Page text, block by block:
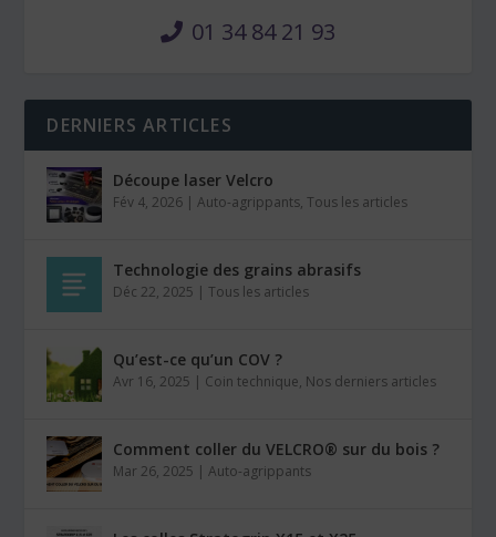
01 34 84 21 93
DERNIERS ARTICLES
Découpe laser Velcro
Fév 4, 2026 |Auto-agrippants,Tous les articles
Technologie des grains abrasifs
Déc 22, 2025 |Tous les articles
Qu’est-ce qu’un COV ?
Avr 16, 2025 | Coin technique, Nos derniers articles
Comment coller du VELCRO® sur du bois ?
Mar 26, 2025 |Auto-agrippants